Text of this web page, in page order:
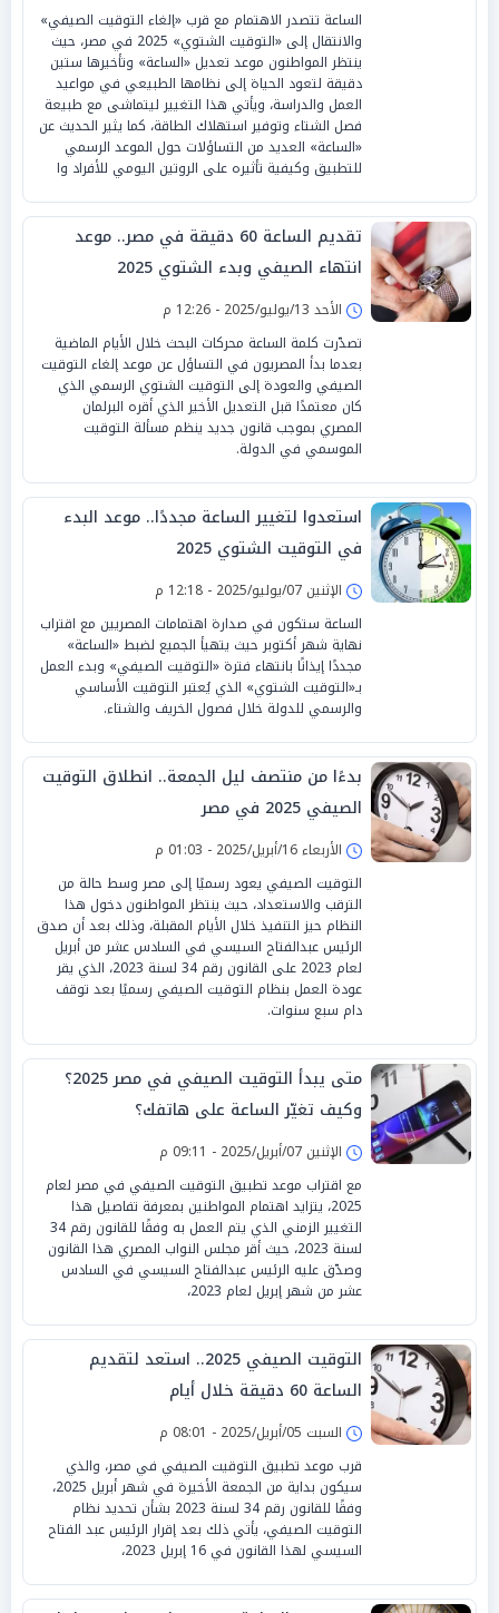
الساعة تتصدر الاهتمام مع قرب «إلغاء التوقيت الصيفي»
والانتقال إلى «التوقيت الشتوي» 2025 في مصر، حيث
ينتظر المواطنون موعد تعديل «الساعة» وتأخيرها ستين
دقيقة لتعود الحياة إلى نظامها الطبيعي في مواعيد
العمل والدراسة، ويأتي هذا التغيير ليتماشى مع طبيعة
فصل الشتاء وتوفير استهلاك الطاقة، كما يثير الحديث عن
«الساعة» العديد من التساؤلات حول الموعد الرسمي
للتطبيق وكيفية تأثيره على الروتين اليومي للأفراد وا
تقديم الساعة 60 دقيقة في مصر.. موعد
انتهاء الصيفي وبدء الشتوي 2025
الأحد 13/يوليو/2025 - 12:26 م
تصدّرت كلمة الساعة محركات البحث خلال الأيام الماضية
بعدما بدأ المصريون في التساؤل عن موعد إلغاء التوقيت
الصيفي والعودة إلى التوقيت الشتوي الرسمي الذي
كان معتمدًا قبل التعديل الأخير الذي أقره البرلمان
المصري بموجب قانون جديد ينظم مسألة التوقيت
الموسمي في الدولة.
استعدوا لتغيير الساعة مجددًا.. موعد البدء
في التوقيت الشتوي 2025
الإثنين 07/يوليو/2025 - 12:18 م
الساعة ستكون في صدارة اهتمامات المصريين مع اقتراب
نهاية شهر أكتوبر حيث يتهيأ الجميع لضبط «الساعة»
مجددًا إيذانًا بانتهاء فترة «التوقيت الصيفي» وبدء العمل
بـ«التوقيت الشتوي» الذي يُعتبر التوقيت الأساسي
والرسمي للدولة خلال فصول الخريف والشتاء.
بدءًا من منتصف ليل الجمعة.. انطلاق التوقيت
الصيفي 2025 في مصر
الأربعاء 16/أبريل/2025 - 01:03 م
التوقيت الصيفي يعود رسميًا إلى مصر وسط حالة من
الترقب والاستعداد، حيث ينتظر المواطنون دخول هذا
النظام حيز التنفيذ خلال الأيام المقبلة، وذلك بعد أن صدق
الرئيس عبدالفتاح السيسي في السادس عشر من أبريل
لعام 2023 على القانون رقم 34 لسنة 2023، الذي يقر
عودة العمل بنظام التوقيت الصيفي رسميًا بعد توقف
دام سبع سنوات.
متى يبدأ التوقيت الصيفي في مصر 2025؟
وكيف تغيّر الساعة على هاتفك؟
الإثنين 07/أبريل/2025 - 09:11 م
مع اقتراب موعد تطبيق التوقيت الصيفي في مصر لعام
2025، يتزايد اهتمام المواطنين بمعرفة تفاصيل هذا
التغيير الزمني الذي يتم العمل به وفقًا للقانون رقم 34
لسنة 2023، حيث أقر مجلس النواب المصري هذا القانون
وصدّق عليه الرئيس عبدالفتاح السيسي في السادس
عشر من شهر إبريل لعام 2023،
التوقيت الصيفي 2025.. استعد لتقديم
الساعة 60 دقيقة خلال أيام
السبت 05/أبريل/2025 - 08:01 م
قرب موعد تطبيق التوقيت الصيفي في مصر، والذي
سيكون بداية من الجمعة الأخيرة في شهر أبريل 2025،
وفقًا للقانون رقم 34 لسنة 2023 بشأن تحديد نظام
التوقيت الصيفي، يأتي ذلك بعد إقرار الرئيس عبد الفتاح
السيسي لهذا القانون في 16 إبريل 2023،